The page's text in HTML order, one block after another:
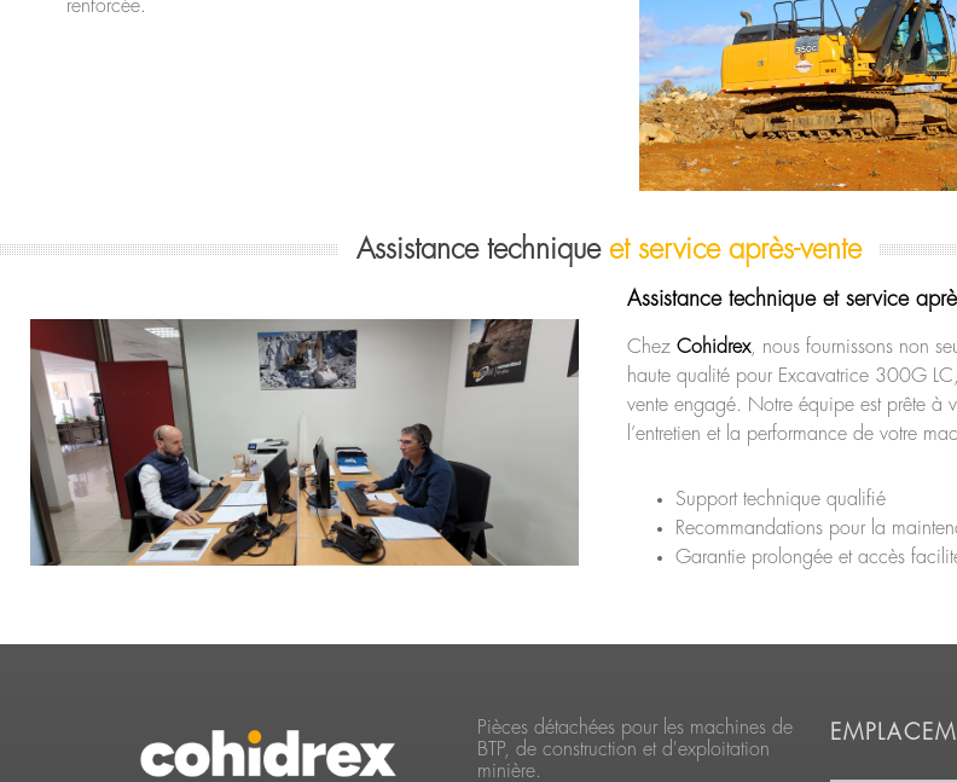
renforcée.
Assistance technique et service après-vente
Assistance technique et service
Chez Cohidrex, nous fournissons non
haute qualité pour Excavatrice 300G
vente engagé. Notre équipe est prête à
l’entretien et la performance de votre
Support technique qualifié
Recommandations pour la
Garantie prolongée et accès
Pièces détachées pour les machines de
BTP, de construction et d'exploitation
minière.